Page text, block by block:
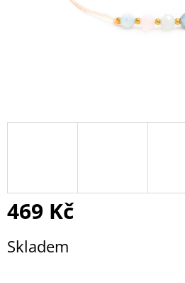
469 Kč
cena:
Skladem